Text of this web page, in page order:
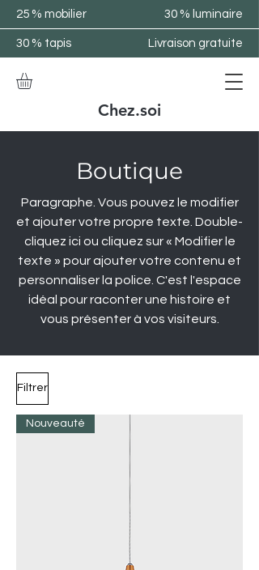
25 % mobilier 30 % luminaire
30 % tapis Livraison gratuite
Chez.soi
Boutique
Paragraphe. Vous pouvez le modifier
et ajouter votre propre texte. Double-
cliquez ici ou cliquez sur « Modifier le
texte » pour ajouter votre contenu et
personnaliser la police. C'est l'espace
idéal pour raconter une histoire et
vous présenter à vos visiteurs.
Filtrer
Nouveauté